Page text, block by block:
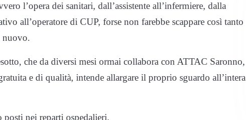
l’opera dei sanitari, dall’assistente all’infermiere, dalla
all’operatore di CUP, forse non farebbe scappare così tanto
nuovo.
che da diversi mesi ormai collabora con ATTAC Saronno,
e di qualità, intende allargare il proprio sguardo all’intera
nei reparti ospedalieri.